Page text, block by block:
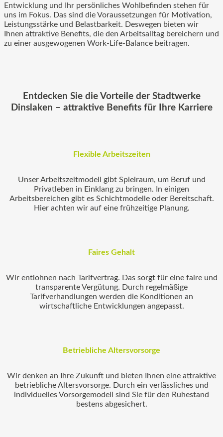
Entwicklung und Ihr persönliches Wohlbefinden stehen für
uns im Fokus. Das sind die Voraussetzungen für Motivation,
Leistungsstärke und Belastbarkeit. Deswegen bieten wir
Ihnen attraktive Benefits, die den Arbeitsalltag bereichern und
zu einer ausgewogenen Work-Life-Balance beitragen.
Entdecken Sie die Vorteile der Stadtwerke
Dinslaken – attraktive Benefits für Ihre Karriere
Flexible Arbeitszeiten
Unser Arbeitszeitmodell gibt Spielraum, um Beruf und
Privatleben in Einklang zu bringen. In einigen
Arbeitsbereichen gibt es Schichtmodelle oder Bereitschaft.
Hier achten wir auf eine frühzeitige Planung.
Faires Gehalt
Wir entlohnen nach Tarifvertrag. Das sorgt für eine faire und
transparente Vergütung. Durch regelmäßige
Tarifverhandlungen werden die Konditionen an
wirtschaftliche Entwicklungen angepasst.
Betriebliche Altersvorsorge
Wir denken an Ihre Zukunft und bieten Ihnen eine attraktive
betriebliche Altersvorsorge. Durch ein verlässliches und
individuelles Vorsorgemodell sind Sie für den Ruhestand
bestens abgesichert.